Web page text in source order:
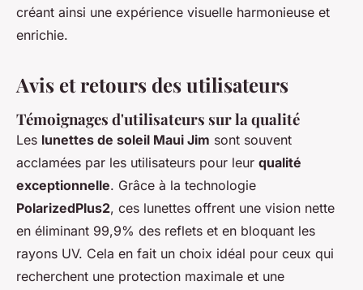
créant ainsi une expérience visuelle harmonieuse et
enrichie.
Avis et retours des utilisateurs
Témoignages d'utilisateurs sur la qualité
Les lunettes de soleil Maui Jim sont souvent
acclamées par les utilisateurs pour leur qualité
exceptionnelle. Grâce à la technologie
PolarizedPlus2, ces lunettes offrent une vision nette
en éliminant 99,9% des reflets et en bloquant les
rayons UV. Cela en fait un choix idéal pour ceux qui
recherchent une protection maximale et une